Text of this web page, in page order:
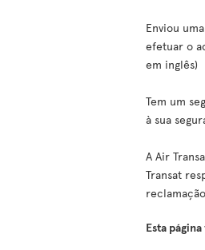
Enviou
efetuar o
em inglês)
Tem um
à sua
A Air
Transat
Esta